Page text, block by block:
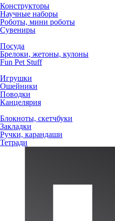
Конструкторы
Научные наборы
Роботы, мини роботы
Сувениры
Посуда
Брелоки, жетоны, кулоны
Fun Pet Stuff
Игрушки
Ошейники
Поводки
Канцелярия
Блокноты, скетчбуки
Закладки
Ручки, карандаши
Тетради